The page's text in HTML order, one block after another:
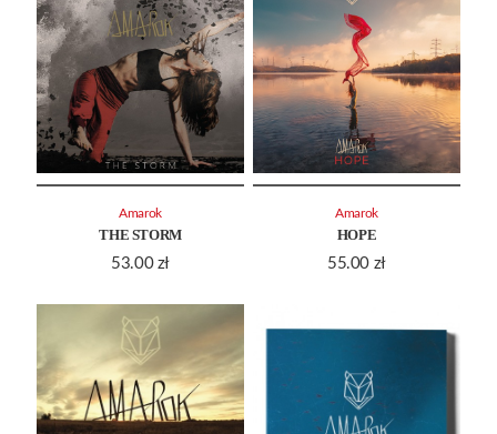
THE STORM
53.00 zł
Amarok
HOPE
55.00 zł
Amarok